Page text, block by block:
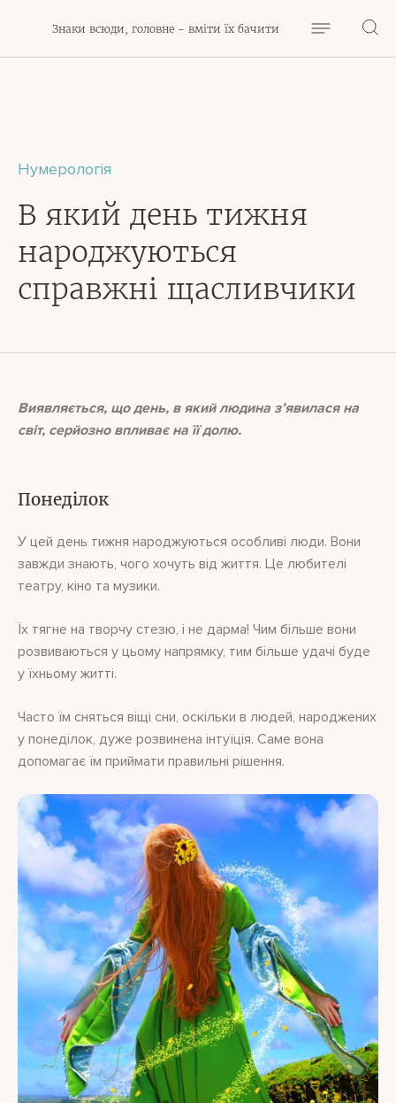
Знаки всюди, головне - вміти їх бачити
Нумерологія
В який день тижня
народжуються
справжні щасливчики
Виявляється, що день, в який людина з’явилася на
світ, серйозно впливає на її долю.
Понеділок
У цей день тижня народжуються особливі люди. Вони
завжди знають, чого хочуть від життя. Це любителі
театру, кіно та музики.
Їх тягне на творчу стезю, і не дарма! Чим більше вони
розвиваються у цьому напрямку, тим більше удачі буде
у їхньому житті.
Часто їм сняться віщі сни, оскільки в людей, народжених
у понеділок, дуже розвинена інтуїція. Саме вона
допомагає їм приймати правильні рішення.